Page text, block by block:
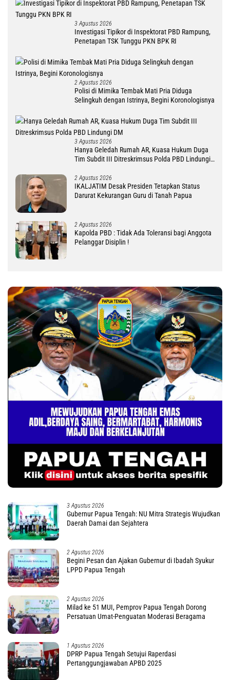
3 Agustus 2026
Investigasi Tipikor di Inspektorat PBD Rampung,
Penetapan TSK Tunggu PKN BPK RI
2 Agustus 2026
Polisi di Mimika Tembak Mati Pria Diduga
Selingkuh dengan Istrinya, Begini Koronologisnya
3 Agustus 2026
Hanya Geledah Rumah AR, Kuasa Hukum Duga
Tim Subdit III Ditreskrimsus Polda PBD Lindungi
2 Agustus 2026
IKALJATIM Desak Presiden Tetapkan Status
Darurat Kekurangan Guru di Tanah Papua
2 Agustus 2026
Kapolda PBD : Tidak Ada Toleransi bagi Anggota
Pelanggar Disiplin !
3 Agustus 2026
Gubernur Papua Tengah: NU Mitra Strategis Wujudkan
Daerah Damai dan Sejahtera
2 Agustus 2026
Begini Pesan dan Ajakan Gubernur di Ibadah Syukur
LPPD Papua Tengah
2 Agustus 2026
Milad ke 51 MUI, Pemprov Papua Tengah Dorong
Persatuan Umat-Penguatan Moderasi Beragama
1 Agustus 2026
DPRP Papua Tengah Setujui Raperdasi
Pertanggungjawaban APBD 2025